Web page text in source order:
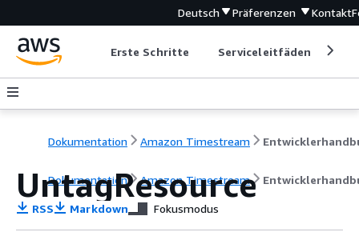
Deutsch Präferenzen Kontakt
Erste Schritte Serviceleitfäden
Dokumentation Amazon Timestream
Dokumentation Amazon Timestream
UntagResource
RSS Markdown Fokusmodus